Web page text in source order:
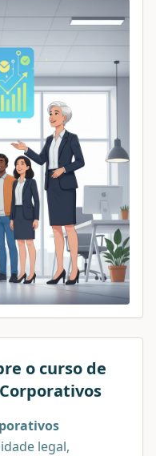
o curso de
legal,